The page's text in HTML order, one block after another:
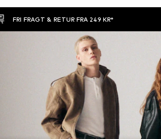
FRI FRAGT & RETUR FRA 249 KR*